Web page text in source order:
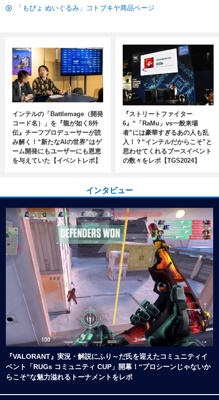
「もぴょ ぬいぐるみ」コトブキヤ商品ページ
インテルの「Battlemage（開発
コード名）」を『龍が如く8外
伝』チーフプロデューサーが読
み解く！“新たなAIの世界”はゲ
ーム開発にもユーザーにも恩恵
を与えていた【イベントレポ】
『ストリートファイター
6』“「RaMu」vs一般来場
者”には豪華すぎるあの人も乱
入！？“インテルだからこそ”と
思わせてくれるブースイベント
の数々をレポ【TGS2024】
インタビュー
『VALORANT』実況・解説にふり～だ氏を迎えたコミュニティイ
ベント「RUGs コミュニティ CUP」開幕！“プロシーンじゃないか
らこそ”な魅力溢れるトーナメントをレポ